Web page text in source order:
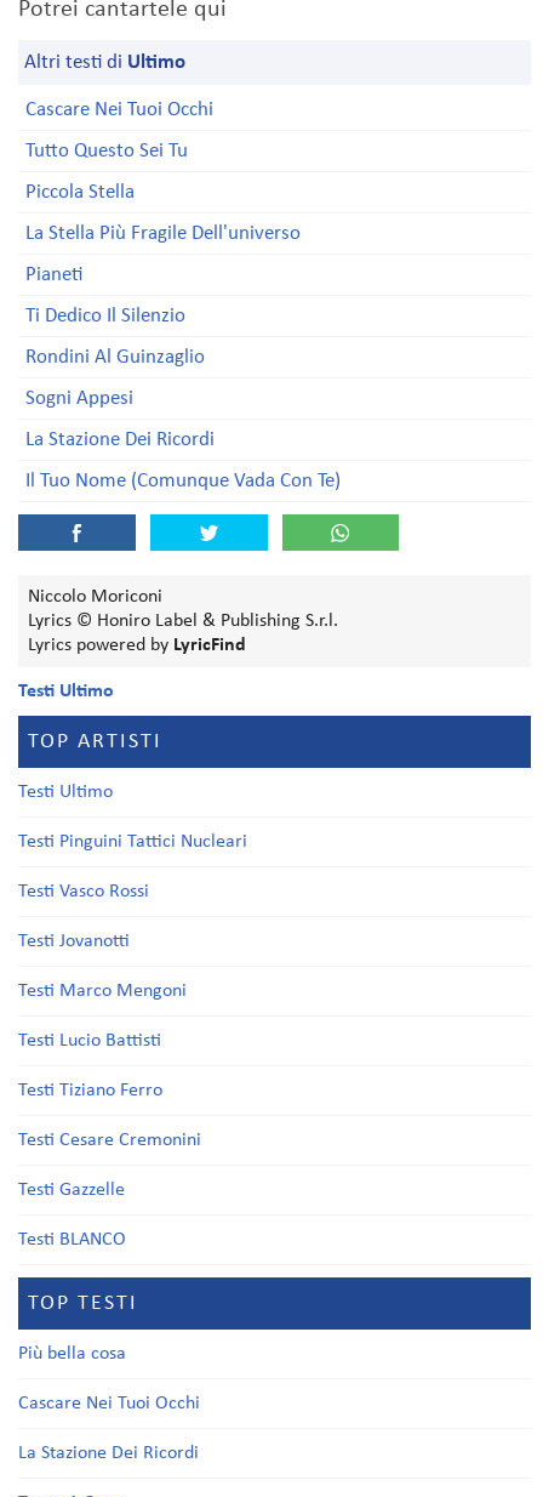
Potrei cantartele qui
Altri testi di Ultimo
Cascare Nei Tuoi Occhi
Tutto Questo Sei Tu
Piccola Stella
La Stella Più Fragile Dell'universo
Pianeti
Ti Dedico Il Silenzio
Rondini Al Guinzaglio
Sogni Appesi
La Stazione Dei Ricordi
Il Tuo Nome (Comunque Vada Con Te)
Niccolo Moriconi
Lyrics © Honiro Label & Publishing S.r.l.
Lyrics powered by LyricFind
Testi Ultimo
TOP ARTISTI
Testi Ultimo
Testi Pinguini Tattici Nucleari
Testi Vasco Rossi
Testi Jovanotti
Testi Marco Mengoni
Testi Lucio Battisti
Testi Tiziano Ferro
Testi Cesare Cremonini
Testi Gazzelle
Testi BLANCO
TOP TESTI
Più bella cosa
Cascare Nei Tuoi Occhi
La Stazione Dei Ricordi